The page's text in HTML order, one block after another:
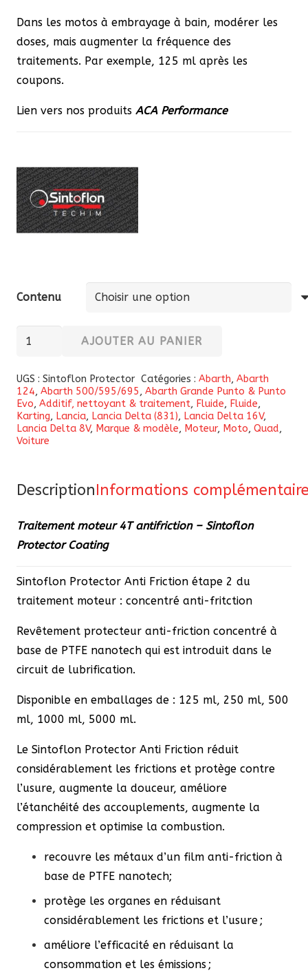
Dans les motos à embrayage à bain, modérer les
doses, mais augmenter la fréquence des
traitements. Par exemple, 125 ml après les
coupons.
Lien vers nos produits ACAPerformance
Contenu
quantité
Traitement
moteur
4T
antifriction
Protector
AJOUTER AU PANIER
UGS : Sintoflon Protector Catégories : Abarth, Abarth
124, Abarth 500/595/695, Abarth Grande Punto & Punto
Evo, Additif, nettoyant & traitement, Fluide, Fluide,
Karting, Lancia, Lancia Delta (831), Lancia Delta 16V,
Lancia Delta 8V, Marque & modèle, Moteur, Moto, Quad,
Voiture
DescriptionInformations
Traitement moteur 4T antifriction – Sintoflon
Protector Coating
Sintoflon Protector Anti Friction étape 2 du
traitement moteur : concentré anti-fritction
Revêtement protecteur anti-friction concentré à
base de PTFE nanotech qui est introduit dans le
circuit de lubrification.
Disponible en emballages de : 125 ml, 250 ml, 500
ml, 1000 ml, 5000 ml.
Le Sintoflon Protector Anti Friction réduit
considérablement les frictions et protège contre
l’usure, augmente la douceur, améliore
l’étanchéité des accouplements, augmente la
compression et optimise la combustion.
recouvre les métaux d’un film anti-friction à
base de PTFE nanotech;
protège les organes en réduisant
considérablement les frictions et l’usure ;
améliore l’efficacité en réduisant la
consommation et les émissions ;